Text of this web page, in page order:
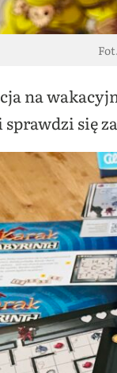
na
sprawdzi się